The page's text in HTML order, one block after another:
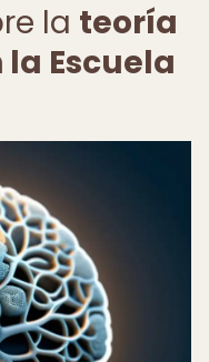
la teoría
Escuela